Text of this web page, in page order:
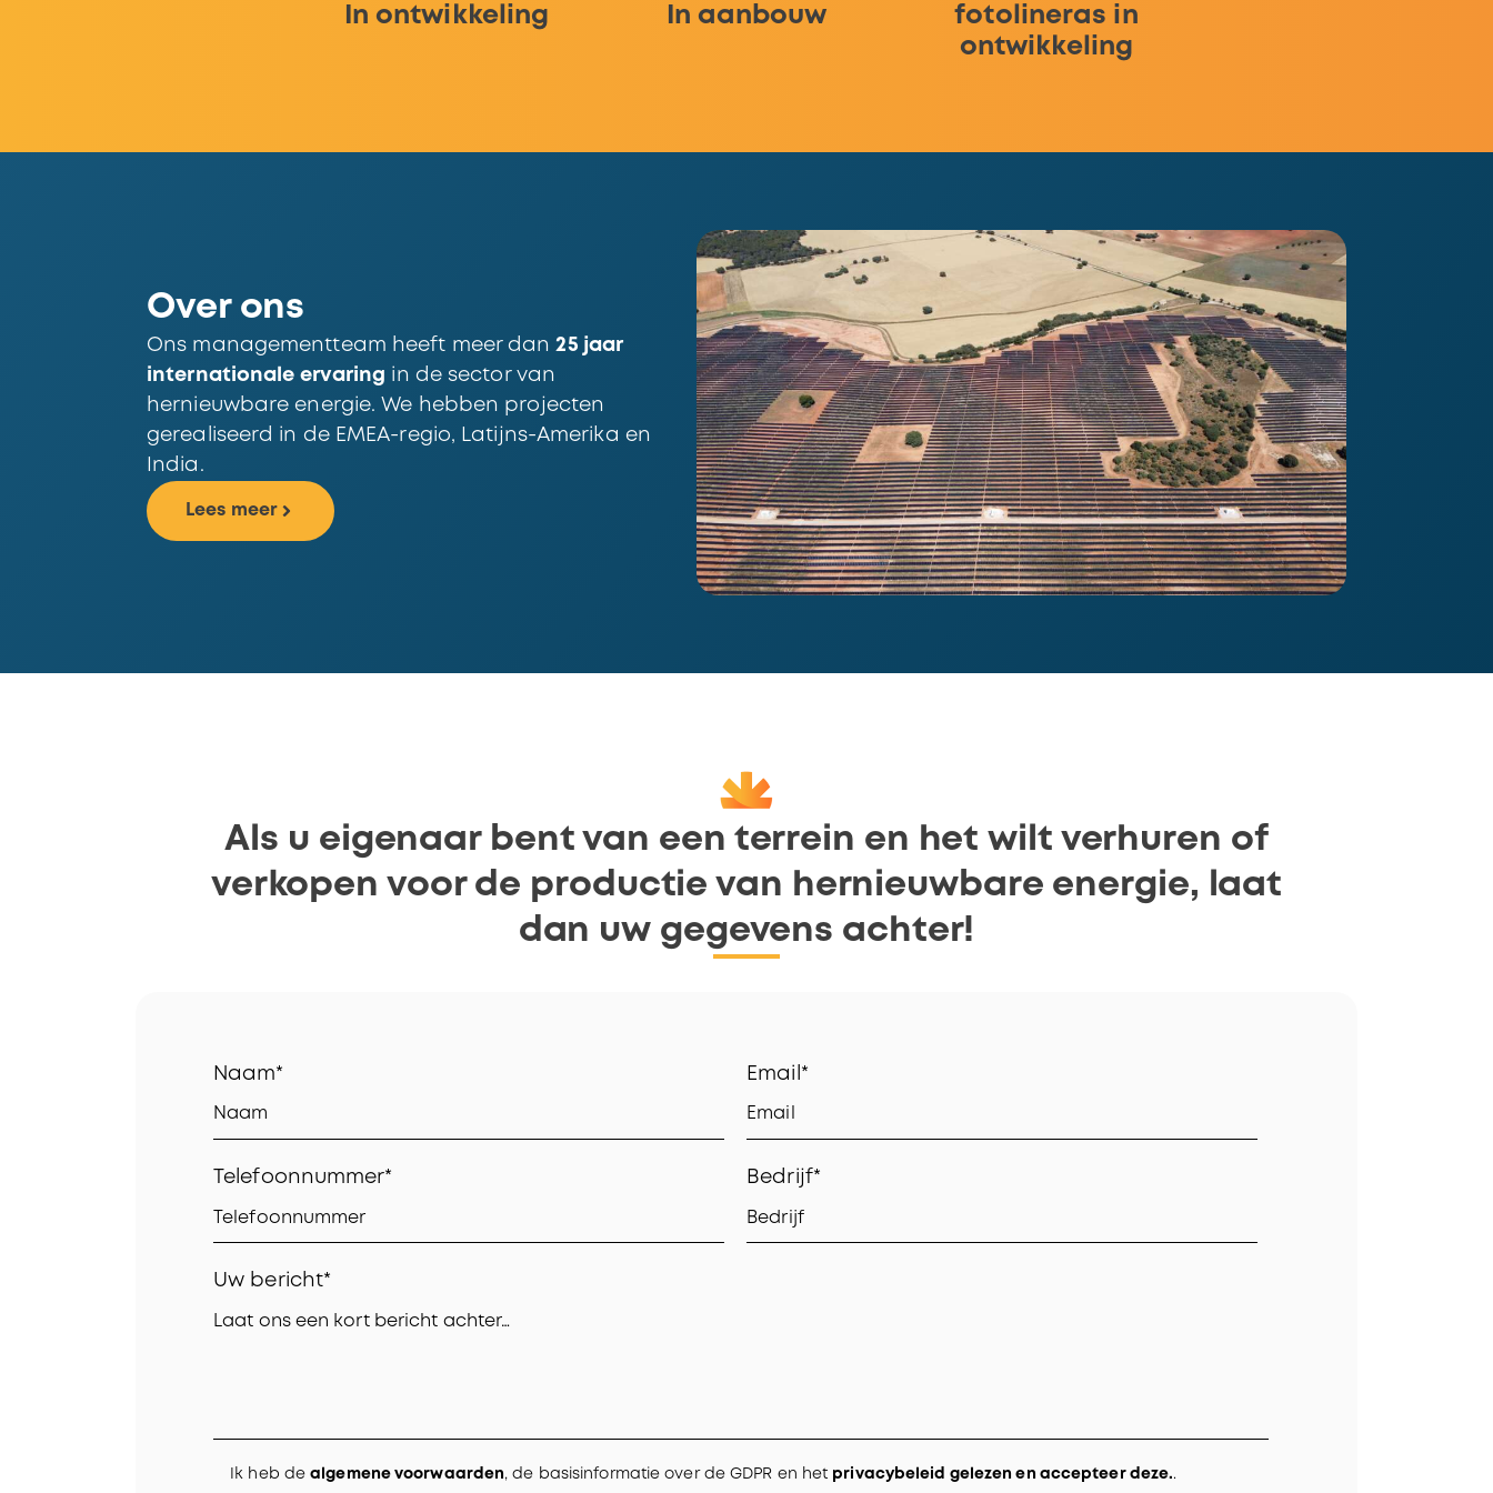
In ontwikkeling In aanbouw
fotolineras in
ontwikkeling
Over ons
Ons managementteam heeft meer dan25 jaar
internationale ervaring in de sector van
hernieuwbare energie. We hebben projecten
gerealiseerd in de EMEA-regio, Latijns-Amerika en
India.
Lees meer
Als u eigenaar bent van een terrein en het wilt verhuren of
verkopen voor de productie van hernieuwbare energie, laat
dan uw gegevens achter!
Naam* Email*
Telefoonnummer* Bedrijf*
Uw bericht*
Ik heb dealgemene voorwaarden, de basisinformatie over de GDPR en het privacybeleid gelezen en accepteer deze..